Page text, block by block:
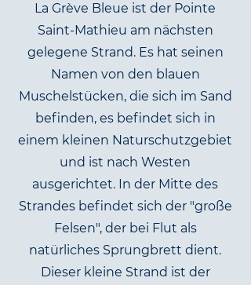
La Grève Bleue ist der Pointe
Saint-Mathieu am nächsten
gelegene Strand. Es hat seinen
Namen von den blauen
Muschelstücken, die sich im Sand
befinden, es befindet sich in
einem kleinen Naturschutzgebiet
und ist nach Westen
ausgerichtet. In der Mitte des
Strandes befindet sich der "große
Felsen", der bei Flut als
natürliches Sprungbrett dient.
Dieser kleine Strand ist der